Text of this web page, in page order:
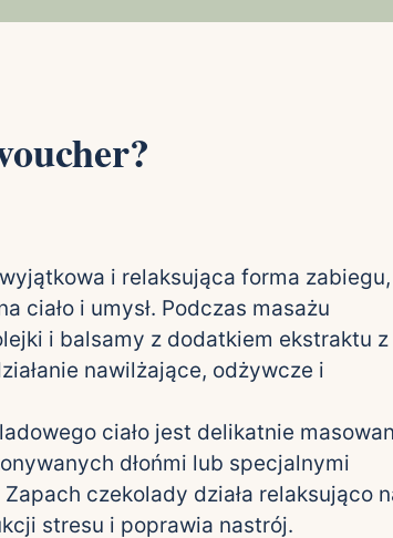
i relaksująca forma zabiegu,
ciało i umysł. Podczas masażu
i balsamy z dodatkiem ekstraktu z
nawilżające, odżywcze i
ciało jest delikatnie
dłońmi lub specjalnymi
czekolady działa relaksująco
stresu i poprawia nastrój.